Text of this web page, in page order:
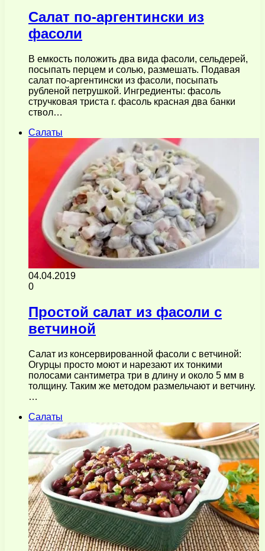
Салат по-аргентински из
фасоли
В емкость положить два вида фасоли, сельдерей,
посыпать перцем и солью, размешать. Подавая
салат по-аргентински из фасоли, посыпать
рубленой петрушкой. Ингредиенты: фасоль
стручковая триста г. фасоль красная два банки
ствол…
Салаты
04.04.2019
0
Простой салат из фасоли с
ветчиной
Салат из консервированной фасоли с ветчиной:
Огурцы просто моют и нарезают их тонкими
полосами сантиметра три в длину и около 5 мм в
толщину. Таким же методом размельчают и ветчину.
…
Салаты